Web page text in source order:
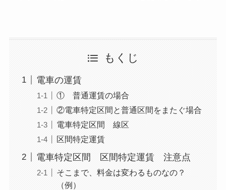
もくじ
電車の運賃
① 普通運賃の場合
②電車特定区間と普通区間をまたぐ場合
電車特定区間 線区
区間特定運賃
電車特定区間 区間特定運賃 注意点
そこまで、料金は変わるものなの？
（例）